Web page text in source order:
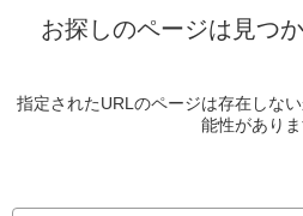
お探しのページは見つ
指定されたURLのページは存在しな
能性がありま